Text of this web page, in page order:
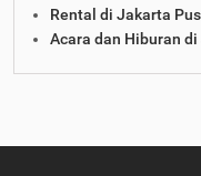
Rental di Jakarta
Acara dan Hiburan